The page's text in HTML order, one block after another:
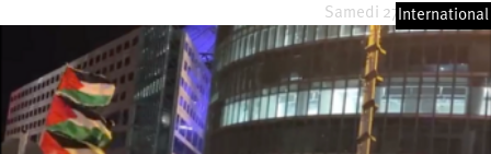
Samedi 27 janvier 2024
International